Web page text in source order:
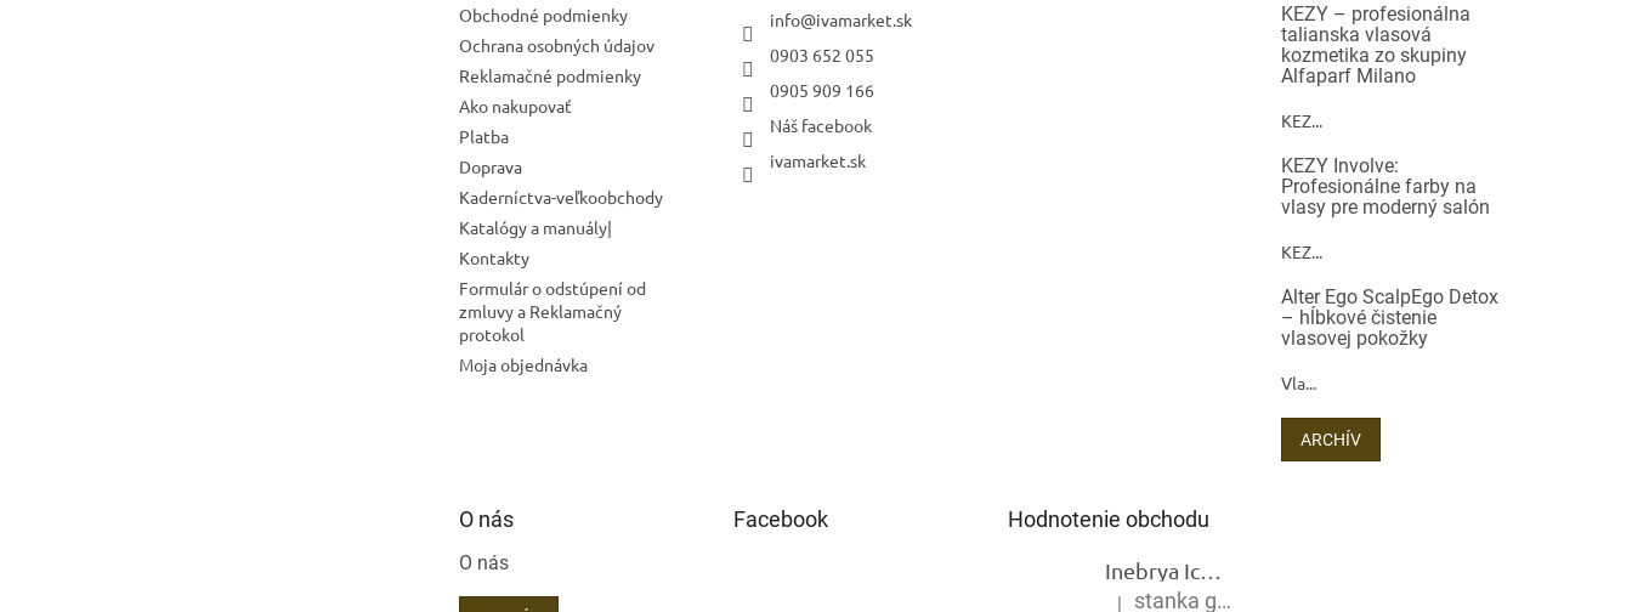
Obchodné podmienky
Ochrana osobných údajov
Reklamačné podmienky
Ako nakupovať
Platba
Doprava
Kaderníctva-veľkoobchody
Katalógy a manuály|
Kontakty
Formulár o odstúpení od
zmluvy a Reklamačný
protokol
Moja objednávka
info@ivamarket.sk
0903 652 055
0905 909 166
Náš facebook
ivamarket.sk
KEZY – profesionálna
talianska vlasová
kozmetika zo skupiny
Alfaparf Milano
KEZ...
KEZY Involve:
Profesionálne farby na
vlasy pre moderný salón
KEZ...
Alter Ego ScalpEgo Detox
– hĺbkové čistenie
vlasovej pokožky
Vla...
ARCHÍV
O nás
O nás
Facebook
Hodnotenie obchodu
Inebrya Ice Cream Keratin Restructuring Mask – reštrukturalizačná maska s keratínom 1000 ml
| stanka gramblickova